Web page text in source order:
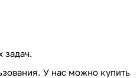
задач.
У нас можно купить